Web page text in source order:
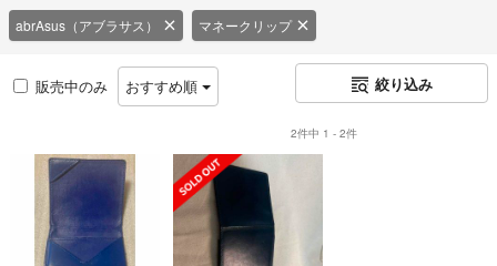
abrAsus（アブラサス） マネークリップ
販売中のみ おすすめ順 絞り込み
2件中 1 - 2件